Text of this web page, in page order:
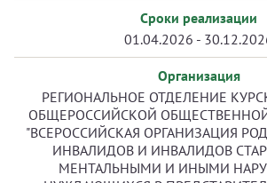
Сроки реализации
01.04.2026 -
Организация
РЕГИОНАЛЬНОЕ ОТДЕЛЕНИЕ
ОБЩЕРОССИЙСКОЙ
"ВСЕРОССИЙСКАЯ ОРГАНИЗАЦИЯ
ИНВАЛИДОВ И ИНВАЛИДОВ
МЕНТАЛЬНЫМИ И ИНЫМИ